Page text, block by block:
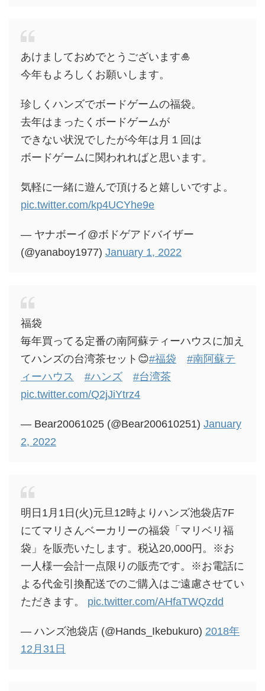
あけましておめでとうございます🎍
今年もよろしくお願いします。
珍しくハンズでボードゲームの福袋。
去年はまったくボードゲームが
できない状況でしたが今年は月１回は
ボードゲームに関われればと思います。
気軽に一緒に遊んで頂けると嬉しいですよ。
pic.twitter.com/kp4UCYhe9e
— ヤナボーイ@ボドゲアドバイザー
(@yanaboy1977) January 1, 2022
福袋
毎年買ってる定番の南阿蘇ティーハウスに加え
てハンズの台湾茶セット😊#福袋
#南阿蘇テ
ィーハウス
#ハンズ
#台湾茶
pic.twitter.com/Q2jJiYtrz4
— Bear20061025 (@Bear200610251) January
2, 2022
明日1月1日(火)元旦12時よりハンズ池袋店7F
にてマリさんベーカリーの福袋「マリベリ福
袋」を販売いたします。税込20,000円。※お
一人様一会計一点限りの販売です。※お電話に
よる代金引換配送でのご購入はご遠慮させてい
ただきます。 pic.twitter.com/AHfaTWQzdd
— ハンズ池袋店 (@Hands_Ikebukuro) 2018年
12月31日